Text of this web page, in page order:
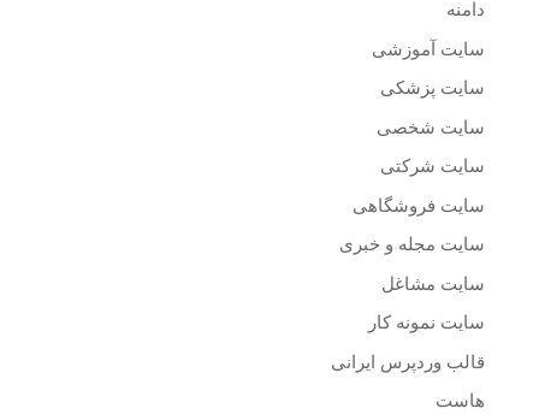
دامنه
سایت آموزشی
سایت پزشکی
سایت شخصی
سایت شرکتی
سایت فروشگاهی
سایت مجله و خبری
سایت مشاغل
سایت نمونه کار
قالب وردپرس ایرانی
هاست